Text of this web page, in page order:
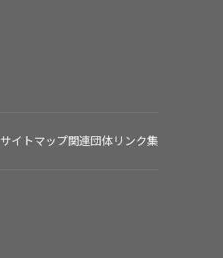
サイトマップ関連団体リンク集